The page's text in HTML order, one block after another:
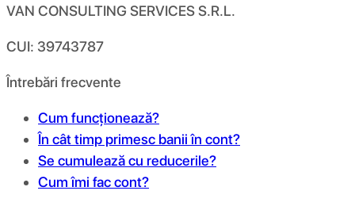
VAN CONSULTING SERVICES S.R.L.
CUI: 39743787
Întrebări frecvente
Cum funcționează?
În cât timp primesc banii în cont?
Se cumulează cu reducerile?
Cum îmi fac cont?